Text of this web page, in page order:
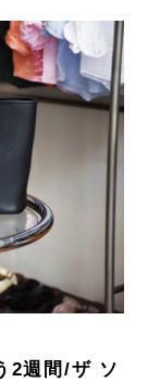
2週間/ザ ソ